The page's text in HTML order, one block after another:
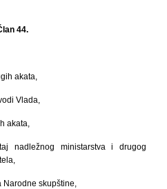
44.
akata,
Vlada,
akata,
nadležnog ministarstva i drugog
Narodne skupštine,